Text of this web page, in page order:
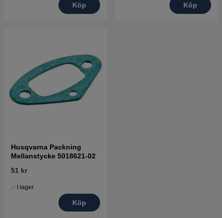
Köp Köp
Husqvarna Packning
Mellanstycke 5018621-02
51 kr
I lager
Köp